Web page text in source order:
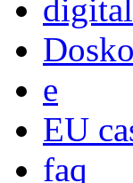
e
EU
faq